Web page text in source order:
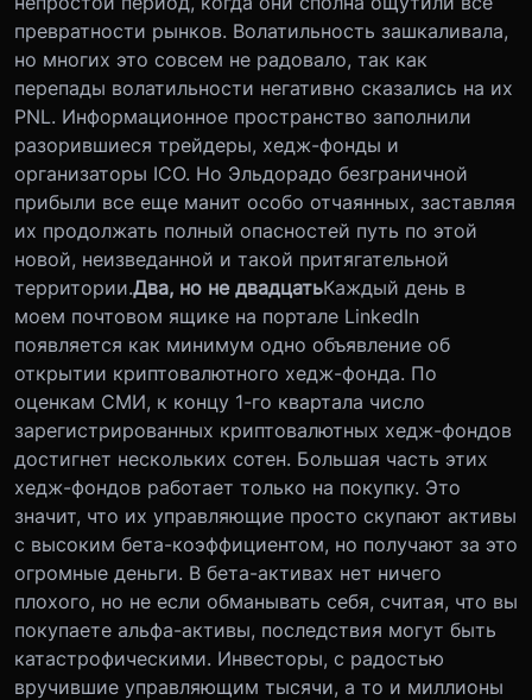
превратности рынков. Волатильность зашкаливала,
но многих это совсем не радовало, так как
перепады волатильности негативно сказались на их
PNL. Информационное пространство заполнили
разорившиеся трейдеры, хедж-фонды и
организаторы ICO. Но Эльдорадо безграничной
прибыли все еще манит особо отчаянных, заставляя
их продолжать полный опасностей путь по этой
новой, неизведанной и такой притягательной
территории.Два, но не двадцатьКаждый день в
моем почтовом ящике на портале LinkedIn
появляется как минимум одно объявление об
открытии криптовалютного хедж-фонда. По
оценкам СМИ, к концу 1-го квартала число
зарегистрированных криптовалютных хедж-фондов
достигнет нескольких сотен. Большая часть этих
хедж-фондов работает только на покупку. Это
значит, что их управляющие просто скупают активы
с высоким бета-коэффициентом, но получают за это
огромные деньги. В бета-активах нет ничего
плохого, но не если обманывать себя, считая, что вы
покупаете альфа-активы, последствия могут быть
катастрофическими. Инвесторы, с радостью
вручившие управляющим тысячи, а то и миллионы